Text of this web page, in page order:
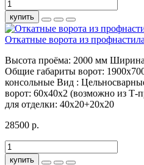
купить
Откатные ворота из
Высота проёма: 2000 мм
Общие габариты ворот:
консольные Вид :
ворот: 60х40х2 (возможно из Т-
для отделки: 40х20+20х20
28500 р.
купить